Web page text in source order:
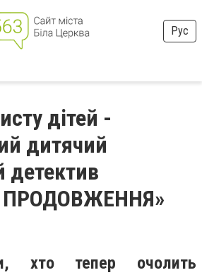
Рус
дітей -
дитячий
детектив
ПРОДОВЖЕННЯ»
хто тепер очолить